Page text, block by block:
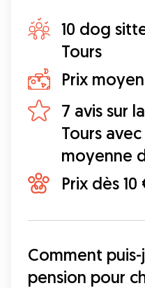
10 dog
Tours
Prix
7 avis sur
Tours
moyenne
Prix dès
Comment
pension pour